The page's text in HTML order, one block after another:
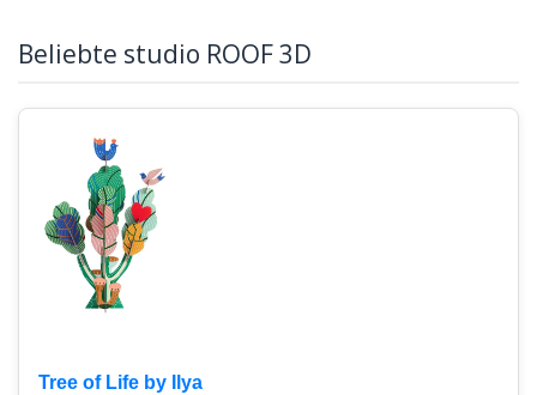
Beliebte studio ROOF 3D
Tree of Life by Ilya